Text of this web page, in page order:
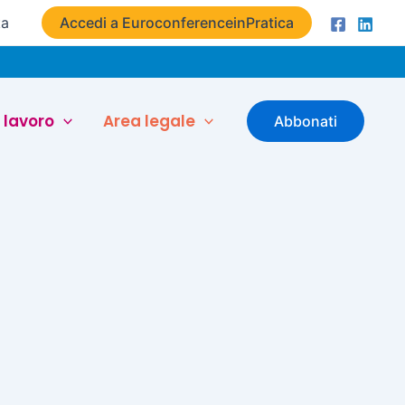
Accedi a EuroconferenceinPratica
lavoro Area legale Abbonati